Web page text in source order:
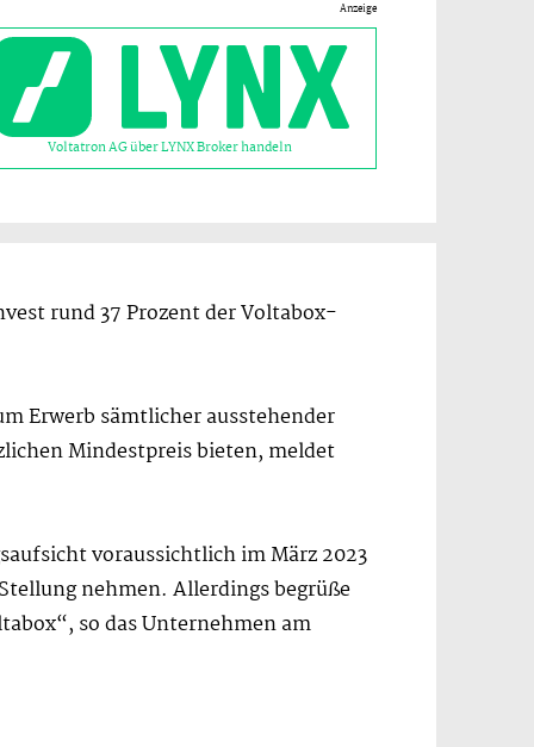
Anzeige
Voltatron AG über LYNX Broker handeln
rund 37 Prozent der Voltabox-
Erwerb sämtlicher ausstehender
Mindestpreis bieten, meldet
voraussichtlich im März 2023
nehmen. Allerdings begrüße
so das Unternehmen am